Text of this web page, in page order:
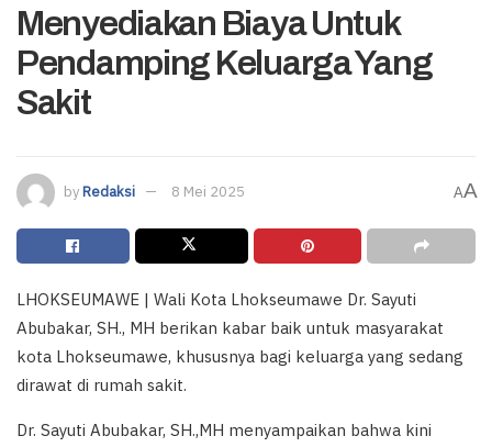
Menyediakan Biaya Untuk
Pendamping Keluarga Yang
Sakit
byRedaksi 8 Mei 2025 AA
LHOKSEUMAWE | Wali Kota Lhokseumawe Dr. Sayuti
Abubakar, SH., MH berikan kabar baik untuk masyarakat
kota Lhokseumawe, khususnya bagi keluarga yang sedang
dirawat di rumah sakit.
Dr. Sayuti Abubakar, SH.,MH menyampaikan bahwa kini